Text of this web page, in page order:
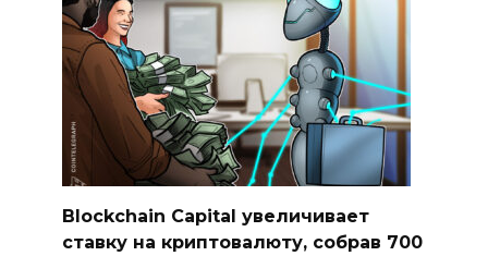
Blockchain Capital увеличивает
ставку на криптовалюту, собрав 700